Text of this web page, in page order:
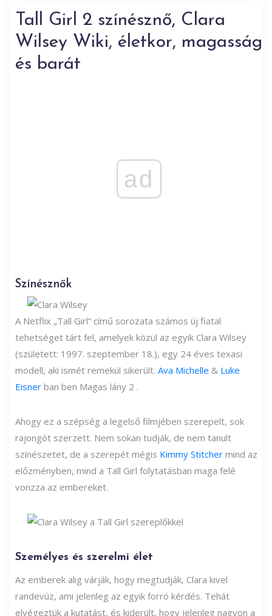
Tall Girl 2 színésznő, Clara
Wilsey Wiki, életkor, magasság
és barát
ad
Színésznők
A Netflix „Tall Girl” című sorozata számos új fiatal
tehetséget tárt fel, amelyek közül az egyik Clara Wilsey
(született: 1997. szeptember 18.), egy 24 éves texasi
modell, aki ismét remekül sikerült. Ava Michelle & Luke
Eisner ban ben Magas lány 2 .
Ahogy ez a szépség a legelső filmjében szerepelt, sok
rajongót szerzett. Nem sokan tudják, de nem tanult
színészetet, de a szerepét mégis Kimmy Stitcher mind az
előzményben, mind a Tall Girl folytatásban maga felé
vonzza az embereket.
Személyes és szerelmi élet
Az emberek alig várják, hogy megtudják, Clara kivel
randevúz, ami jelenleg az egyik forró kérdés. Tehát
elvégeztük a kutatást, és kiderült, hogy jelenleg nagyon a